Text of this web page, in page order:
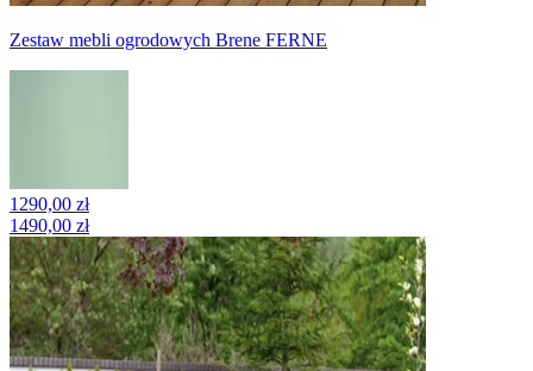
Zestaw mebli ogrodowych Brene FERNE
1290,00 zł
1490,00 zł